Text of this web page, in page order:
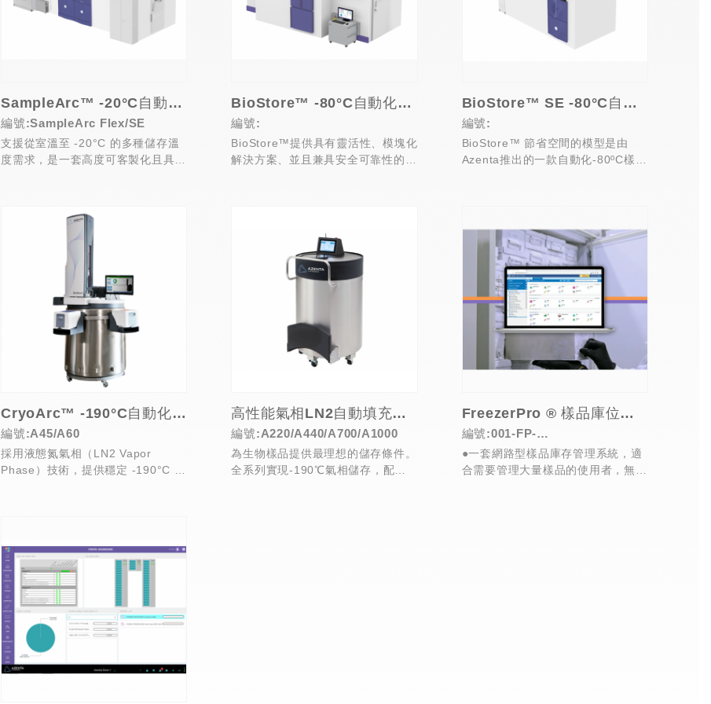
SampleArc™ -20°C自動化樣品儲存系統
編號:SampleArc Flex/SE
支援從室溫至 -20°C 的多種儲存溫
度需求，是一套高度可客製化且具彈
BioStore™ -80°C自動化樣品儲存系統
編號:
BioStore™提供具有靈活性、模塊化
解決方案、並且兼具安全可靠性的自
BioStore™ SE -80°C自動化樣品儲存節省空間方案
編號:
BioStore™ 節省空間的模型是由
Azenta推出的一款自動化-80ºC樣品
CryoArc™ -190°C自動化存取LN2儲存系統
編號:A45/A60
採用液態氮氣相（LN2 Vapor
Phase）技術，提供穩定 -190°C 的
高性能氣相LN2自動填充儲存系統
編號:A220/A440/A700/A1000
為生物樣品提供最理想的儲存條件。
全系列實現-190℃氣相儲存，配合
FreezerPro ® 樣品庫位管理軟體
編號:001-FP-
221(Standard)/001-FP-
●一套網路型樣品庫存管理系統，適
合需要管理大量樣品的使用者，無論